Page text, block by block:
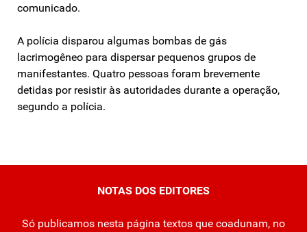
comunicado.
A polícia disparou algumas bombas de gás
lacrimogêneo para dispersar pequenos grupos de
manifestantes. Quatro pessoas foram brevemente
detidas por resistir às autoridades durante a operação,
segundo a polícia.
NOTAS DOS EDITORES
Só publicamos nesta página textos que coadunam, no